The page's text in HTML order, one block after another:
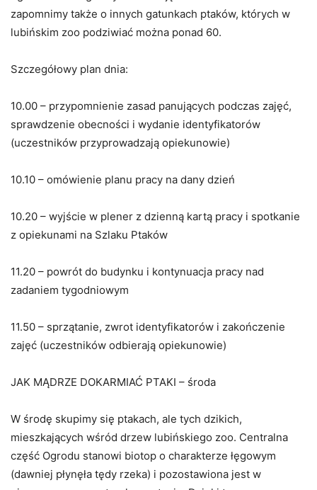
zapomnimy także o innych gatunkach ptaków, których w
lubińskim zoo podziwiać można ponad 60.
Szczegółowy plan dnia:
10.00 – przypomnienie zasad panujących podczas zajęć,
sprawdzenie obecności i wydanie identyfikatorów
(uczestników przyprowadzają opiekunowie)
10.10 – omówienie planu pracy na dany dzień
10.20 – wyjście w plener z dzienną kartą pracy i spotkanie
z opiekunami na Szlaku Ptaków
11.20 – powrót do budynku i kontynuacja pracy nad
zadaniem tygodniowym
11.50 – sprzątanie, zwrot identyfikatorów i zakończenie
zajęć (uczestników odbierają opiekunowie)
JAK MĄDRZE DOKARMIAĆ PTAKI – środa
W środę skupimy się ptakach, ale tych dzikich,
mieszkających wśród drzew lubińskiego zoo. Centralna
część Ogrodu stanowi biotop o charakterze łęgowym
(dawniej płynęła tędy rzeka) i pozostawiona jest w